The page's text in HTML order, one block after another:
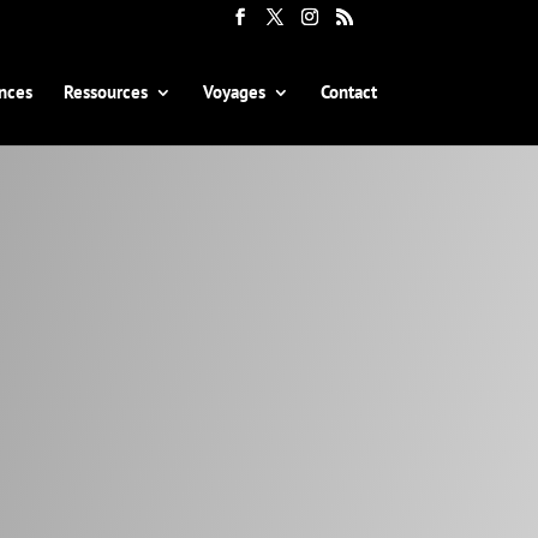
Ressources Voyages Contact